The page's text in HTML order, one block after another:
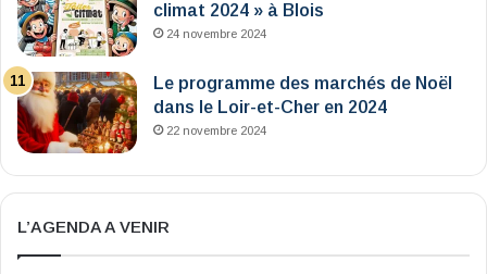
climat 2024 » à Blois
24 novembre 2024
Le programme des marchés de Noël
dans le Loir-et-Cher en 2024
22 novembre 2024
L’AGENDA A VENIR